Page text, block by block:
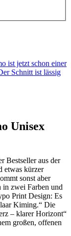
ist jetzt schon einer
Schnitt ist lässig
Unisex
Bestseller aus der
etwas kürzer
sonst aber
in zwei Farben und
Print Design: Es
Kiming.“ Die
– klarer Horizont“
großen, offenen